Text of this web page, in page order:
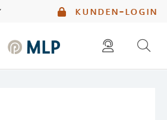
kunden-login